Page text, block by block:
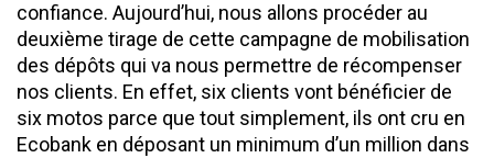
confiance. Aujourd’hui, nous allons procéder au
deuxième tirage de cette campagne de mobilisation
des dépôts qui va nous permettre de récompenser
nos clients. En effet, six clients vont bénéficier de
six motos parce que tout simplement, ils ont cru en
Ecobank en déposant un minimum d’un million dans